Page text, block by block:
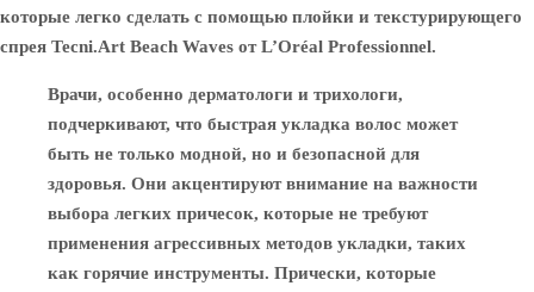
которые легко сделать с помощью плойки и текстурирующего
спрея Tecni.Art Beach Waves от L’Oréal Professionnel.
Врачи, особенно дерматологи и трихологи,
подчеркивают, что быстрая укладка волос может
быть не только модной, но и безопасной для
здоровья. Они акцентируют внимание на важности
выбора легких причесок, которые не требуют
применения агрессивных методов укладки, таких
как горячие инструменты. Прически, которые